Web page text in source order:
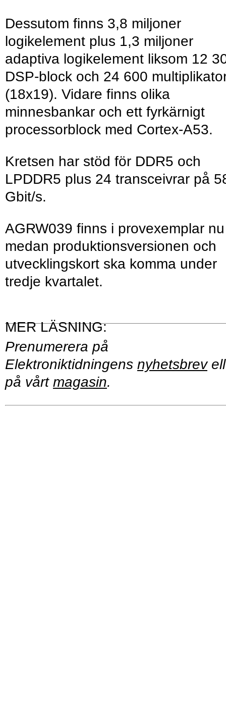
Dessutom finns 3,8 miljoner
logikelement plus 1,3 miljoner
adaptiva logikelement liksom 12
DSP-block och 24 600
(18x19). Vidare finns olika
minnesbankar och ett fyrkärnigt
processorblock med Cortex-A53.
Kretsen har stöd för DDR5 och
LPDDR5 plus 24 transceivrar på
Gbit/s.
AGRW039 finns i provexemplar nu
medan produktionsversionen och
utvecklingskort ska komma under
tredje kvartalet.
Prenumerera på
Elektroniktidningens nyhetsbrev
på vårt magasin.